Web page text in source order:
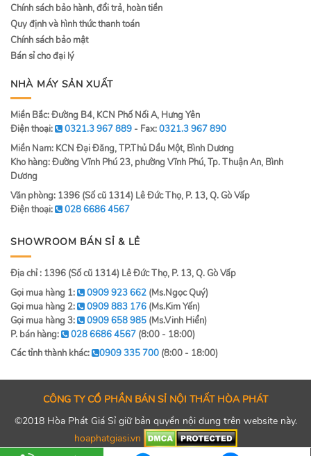
Chính sách bảo hành, đổi trả, hoàn tiền
Quy định và hình thức thanh toán
Chính sách bảo mật
Bán sỉ cho đại lý
NHÀ MÁY SẢN XUẤT
Miền Bắc: Đường B4, KCN Phố Nối A, Hưng Yên
Điện thoại:
0321.3 967 889 - Fax:0321.3 967 890
Miền Nam: KCN Đại Đăng, TP.Thủ Dầu Một, Bình Dương
Kho hàng: Đường Vĩnh Phú 23, phường Vĩnh Phú, Tp. Thuận An, Bình
Dương
Văn phòng: 1396 (Số cũ 1314) Lê Đức Thọ, P. 13, Q. Gò Vấp
Điện thoại:
028 6686 4567
SHOWROOM BÁN SỈ & LẺ
Địa chỉ : 1396 (Số cũ 1314) Lê Đức Thọ, P. 13, Q. Gò Vấp
Gọi mua hàng 1:
0909 923 662 (Ms.Ngọc Quý)
Gọi mua hàng 2:
0909 883 176 (Ms.Kim Yến)
Gọi mua hàng 3:
0909 658 985 (Ms.Vinh Hiển)
P. bán hàng:
028 6686 4567 (8:00 - 18:00)
Các tỉnh thành khác:
0909 335 700 (8:00 - 18:00)
CÔNG TY CỔ PHẦN BÁN SỈ NỘI THẤT HÒA PHÁT
©2018 Hòa Phát Giá Sỉ giữ bản quyền nội dung trên website này.
hoaphatgiasi.vn